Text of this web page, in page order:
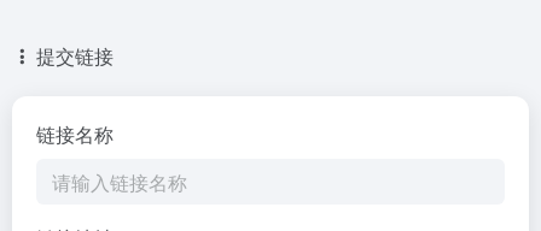
提交链接
链接名称